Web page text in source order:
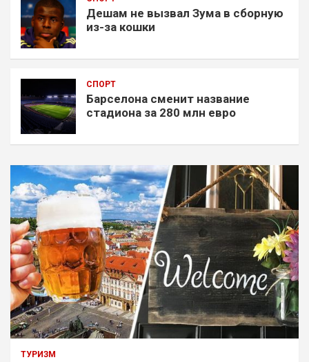
Дешам не вызвал Зума в сборную
из-за кошки
СПОРТ
Барселона сменит название
стадиона за 280 млн евро
ТУРИЗМ